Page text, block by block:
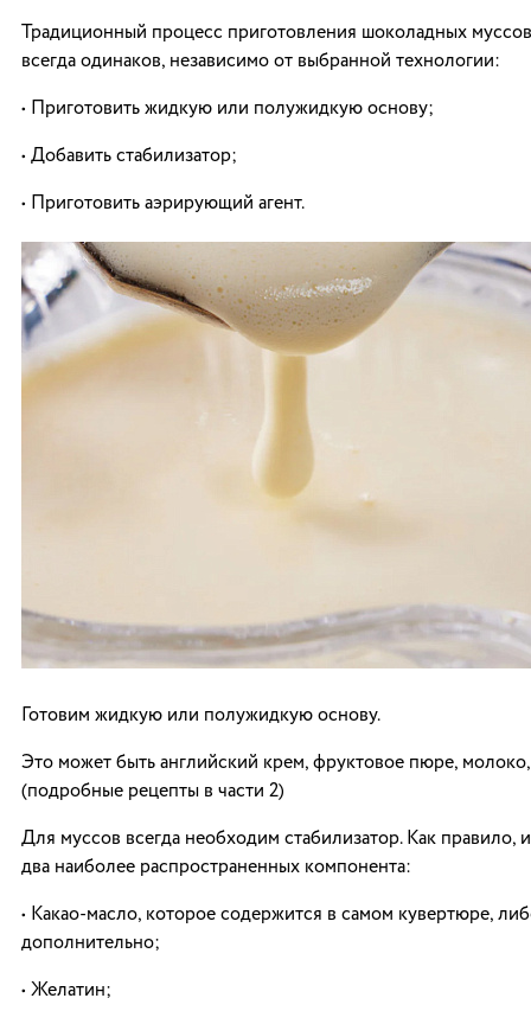
Традиционный процесс приготовления шоколадных
всегда одинаков, независимо от выбранной технологии:
• Приготовить жидкую или полужидкую основу;
• Добавить стабилизатор;
• Приготовить аэрирующий агент.
Готовим жидкую или полужидкую основу.
Это может быть английский крем, фруктовое пюре, молоко,
(подробные рецепты в части 2)
Для муссов всегда необходим стабилизатор. Как правило,
два наиболее распространенных компонента:
• Какао-масло, которое содержится в самом кувертюре,
дополнительно;
• Желатин;